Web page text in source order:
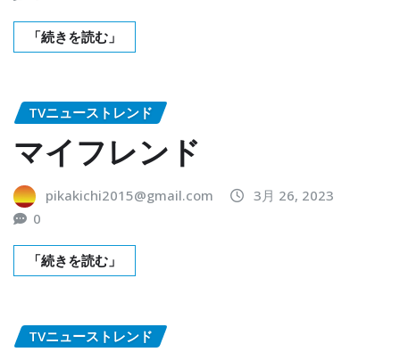
「続きを読む」
TVニューストレンド
マイフレンド
pikakichi2015@gmail.com
3月 26, 2023
0
「続きを読む」
TVニューストレンド